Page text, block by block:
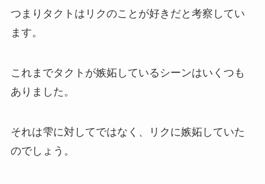
つまりタクトはリクのことが好きだと考察してい
ます。
これまでタクトが嫉妬しているシーンはいくつも
ありました。
それは雫に対してではなく、リクに嫉妬していた
のでしょう。